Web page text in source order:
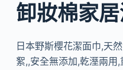
卸妝棉家
日本野斯櫻花潔面巾,天
絮,,安全無添加,乾溼兩